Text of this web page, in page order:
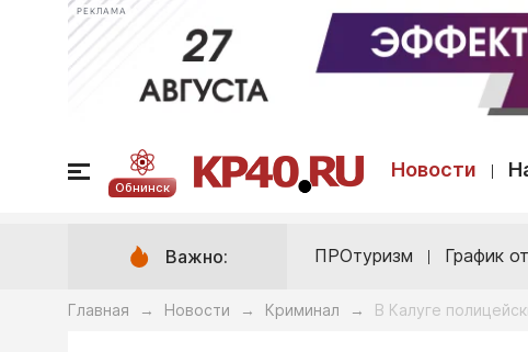
РЕКЛАМА
Обнинск
Новости
Важно: ПРОтуризм График
Главная → Новости → Криминал → В Калуге